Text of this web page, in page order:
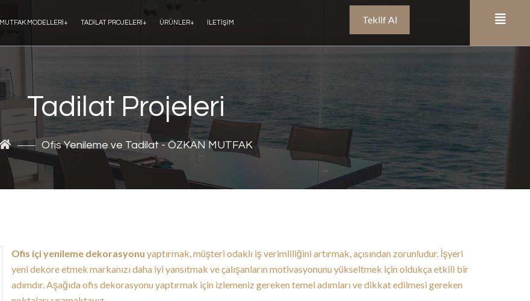
MUTFAK MODELLERI+ TADILAT PROJELERI+ ÜRÜNLER+ İLETIŞIM Teklif Al
Tadilat Projeleri
Ofis Yenileme ve Tadilat - ÖZKAN MUTFAK
Ofis içi yenileme dekorasyonu yaptırmak, müşteri odaklı iş verimliliğini artırmak, açısından zorunludur. İşyeri
yeni dekore etmek markanızı daha iyi yansıtmak ve çalışanların motivasyonunu yükseltmek için oldukça etkili bir
adımdır. Aşağıda ofis dekorasyonu yaptırmak için izlemeniz gereken temel adımları ve dikkat edilmesi gereken